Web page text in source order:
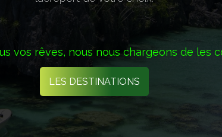
vos rêves, nous nous chargeons de les
LES DESTINATIONS